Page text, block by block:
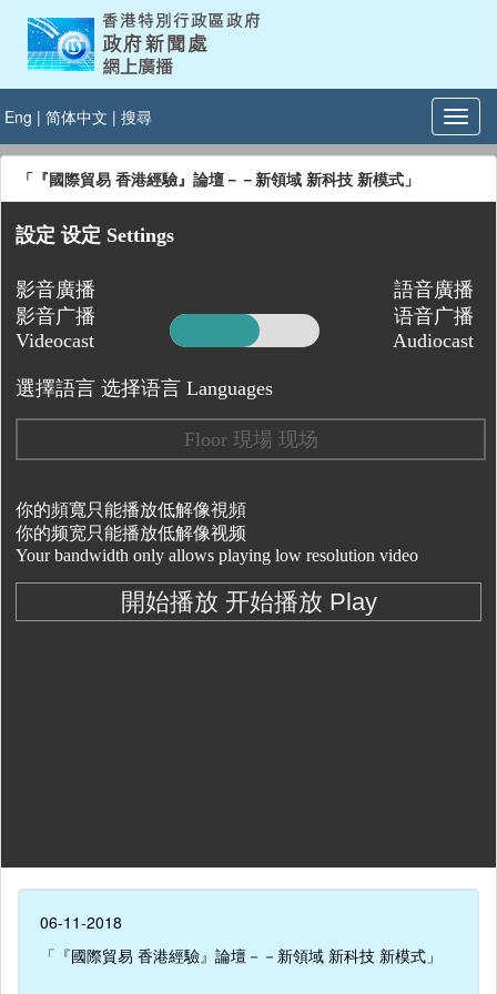
Eng | 简体中文 | 搜尋
「『國際貿易 香港經驗』論壇－－新領域 新科技 新模式」
06-11-2018
「『國際貿易 香港經驗』論壇－－新領域 新科技 新模式」